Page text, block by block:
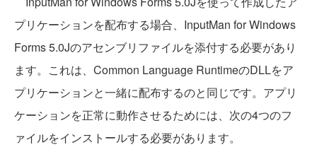
プリケーションを配布する場合、InputMan for Windows
Forms 5.0Jのアセンブリファイルを添付する必要があり
ます。これは、Common Language RuntimeのDLLをア
プリケーションと一緒に配布するのと同じです。アプリ
ケーションを正常に動作させるためには、次の4つのフ
ァイルをインストールする必要があります。